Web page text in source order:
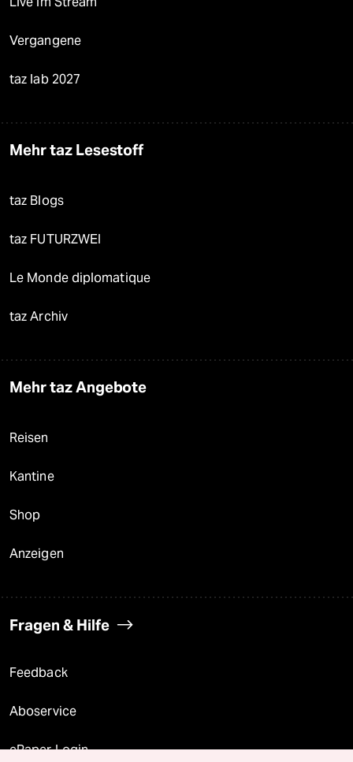
Vergangene
taz lab 2027
Mehr taz Lesestoff
taz Blogs
taz FUTURZWEI
Le Monde diplomatique
taz Archiv
Mehr taz Angebote
Reisen
Kantine
Shop
Anzeigen
Fragen & Hilfe
Feedback
Aboservice
ePaper Login